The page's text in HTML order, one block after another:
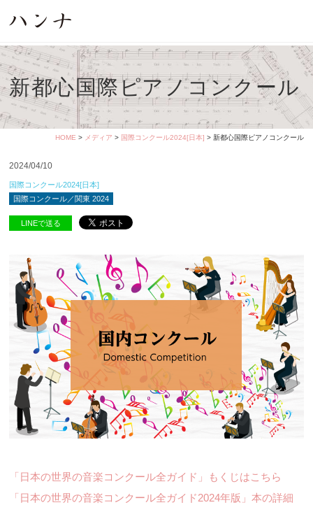
新都心国際ピアノコンクール
HOME > メディア > 国際コンクール2024[日本] > 新都心国際ピアノコンクール
2024/04/10
国際コンクール2024[日本]
国際コンクール／関東 2024
LINEで送る
「日本の世界の音楽コンクール全ガイド」もくじはこちら
「日本の世界の音楽コンクール全ガイド2024年版」本の詳細